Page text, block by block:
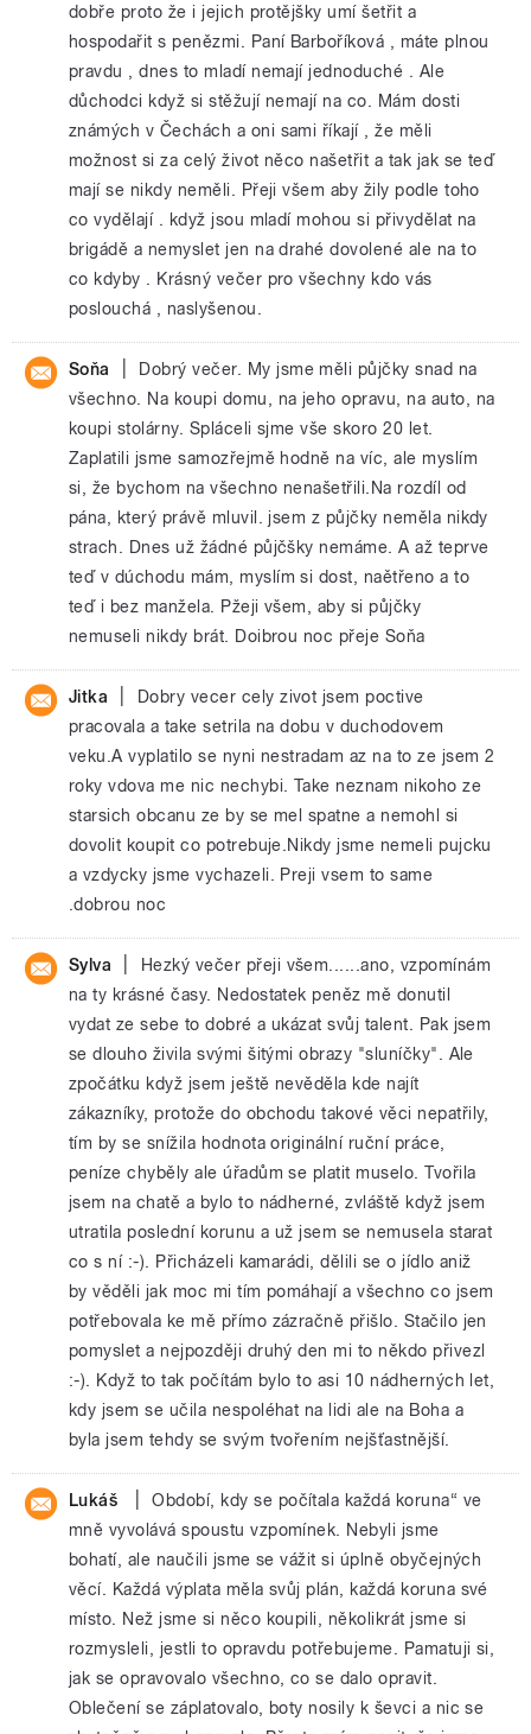
dobře proto že i jejich protějšky umí šetřit a
hospodařit s penězmi. Paní Barboříková , máte plnou
pravdu , dnes to mladí nemají jednoduché . Ale
důchodci když si stěžují nemají na co. Mám dosti
známých v Čechách a oni sami říkají , že měli
možnost si za celý život něco našetřit a tak jak se teď
mají se nikdy neměli. Přeji všem aby žily podle toho
co vydělají . když jsou mladí mohou si přivydělat na
brigádě a nemyslet jen na drahé dovolené ale na to
co kdyby . Krásný večer pro všechny kdo vás
poslouchá , naslyšenou.
Soňa
Dobrý večer. My jsme měli půjčky snad na
všechno. Na koupi domu, na jeho opravu, na auto, na
koupi stolárny. Spláceli sjme vše skoro 20 let.
Zaplatili jsme samozřejmě hodně na víc, ale myslím
si, že bychom na všechno nenašetřili.Na rozdíl od
pána, který právě mluvil. jsem z půjčky neměla nikdy
strach. Dnes už žádné půjčšky nemáme. A až teprve
teď v dúchodu mám, myslím si dost, naětřeno a to
teď i bez manžela. Pžeji všem, aby si půjčky
nemuseli nikdy brát. Doibrou noc přeje Soňa
Jitka
Dobry vecer cely zivot jsem poctive
pracovala a take setrila na dobu v duchodovem
veku.A vyplatilo se nyni nestradam az na to ze jsem 2
roky vdova me nic nechybi. Take neznam nikoho ze
starsich obcanu ze by se mel spatne a nemohl si
dovolit koupit co potrebuje.Nikdy jsme nemeli pujcku
a vzdycky jsme vychazeli. Preji vsem to same
.dobrou noc
Sylva
Hezký večer přeji všem......ano, vzpomínám
na ty krásné časy. Nedostatek peněz mě donutil
vydat ze sebe to dobré a ukázat svůj talent. Pak jsem
se dlouho živila svými šitými obrazy "sluníčky". Ale
zpočátku když jsem ještě nevěděla kde najít
zákazníky, protože do obchodu takové věci nepatřily,
tím by se snížila hodnota originální ruční práce,
peníze chyběly ale úřadům se platit muselo. Tvořila
jsem na chatě a bylo to nádherné, zvláště když jsem
utratila poslední korunu a už jsem se nemusela starat
co s ní :-). Přicházeli kamarádi, dělili se o jídlo aniž
by věděli jak moc mi tím pomáhají a všechno co jsem
potřebovala ke mě přímo zázračně přišlo. Stačilo jen
pomyslet a nejpozději druhý den mi to někdo přivezl
:-). Když to tak počítám bylo to asi 10 nádherných let,
kdy jsem se učila nespoléhat na lidi ale na Boha a
byla jsem tehdy se svým tvořením nejšťastnější.
Lukáš
Období, kdy se počítala každá koruna“ ve
mně vyvolává spoustu vzpomínek. Nebyli jsme
bohatí, ale naučili jsme se vážit si úplně obyčejných
věcí. Každá výplata měla svůj plán, každá koruna své
místo. Než jsme si něco koupili, několikrát jsme si
rozmysleli, jestli to opravdu potřebujeme. Pamatuji si,
jak se opravovalo všechno, co se dalo opravit.
Oblečení se záplatovalo, boty nosily k ševci a nic se